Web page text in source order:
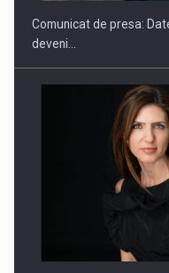
Hard Enduro Piatra
Comunicat de presa:
deveni…